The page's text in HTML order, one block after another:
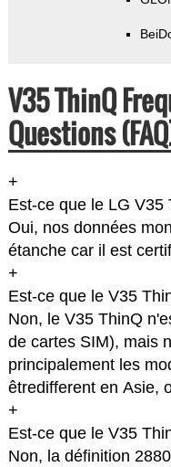
V35 ThinQ
Questions
+
Est-ce que le LG V35
Oui, nos données
étanche car il est
+
Est-ce que le V35
Non, le V35 ThinQ
de cartes SIM), mais
principalement les
êtredifferent en Asie,
+
Est-ce que le V35
Non, la définition